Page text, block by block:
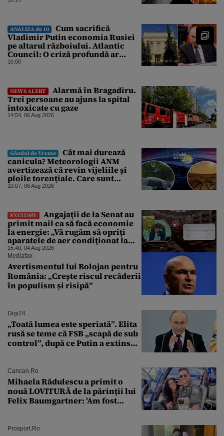
ANALIZA de 10
Cum sacrifică
Vladimir Putin economia Rusiei
pe altarul războiului. Atlantic
Council: O criză profundă ar
putea forța Kremlinul să apeleze
10:00
NEWS ALERT
Alarmă în Bragadiru.
Trei persoane au ajuns la spital
intoxicate cu gaze
14:54, 06 Aug 2026
Gândul de Vreme
Cât mai durează
canicula? Meteorologii ANM
avertizează că revin vijeliile și
ploile torențiale. Care sunt
zonele vizate, începând chiar de
10:07, 06 Aug 2026
EXCLUSIV
Angajaţii de la Senat au
primit mail ca să facă economie
la energie: „Vă rugăm să opriţi
aparatele de aer condiţionat la
sfârşitul programului”
15:40, 04 Aug 2026
Mediafax
Avertismentul lui Bolojan pentru
România: „Crește riscul recăderii
în populism și risipă”
Digi24
„Toată lumea este speriată”. Elita
rusă se teme că FSB „scapă de sub
control”, după ce Putin a extins
Cancan.ro
Mihaela Rădulescu a primit o
nouă LOVITURĂ de la părinții lui
Felix Baumgartner: 'Am fost
Prosport.ro